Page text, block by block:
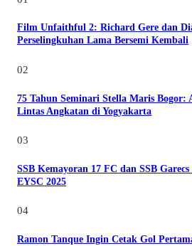
Film Unfaithful 2: Richard Gere dan
Perselingkuhan Lama Bersemi Kembali
02
75 Tahun Seminari Stella Maris Bogor:
Lintas Angkatan di Yogyakarta
03
SSB Kemayoran 17 FC dan SSB
EYSC 2025
04
Ramon Tanque Ingin Cetak Gol